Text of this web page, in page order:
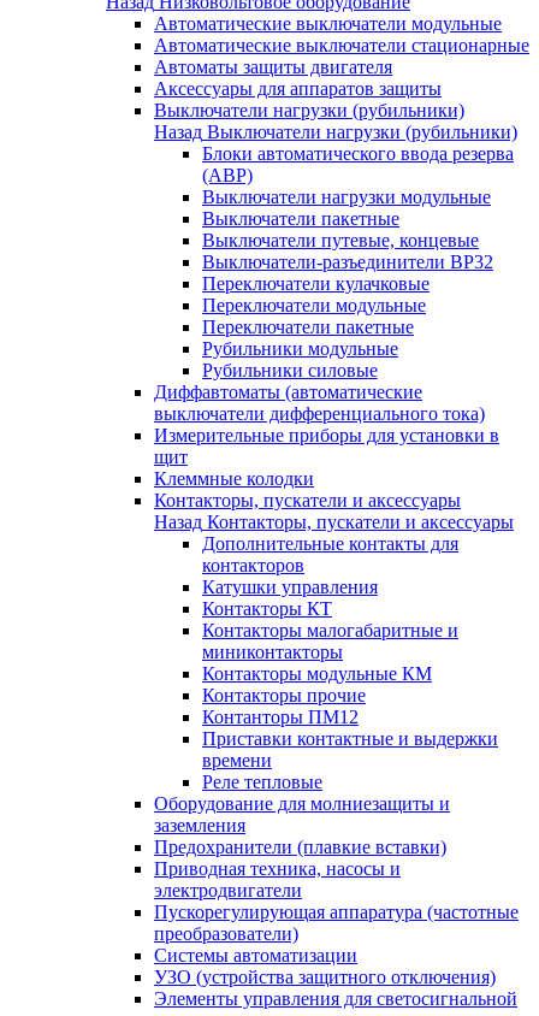
Автоматические выключатели модульные
Автоматические выключатели стационарные
Автоматы защиты двигателя
Аксессуары для аппаратов защиты
Выключатели нагрузки (рубильники)
Назад Выключатели нагрузки (рубильники)
Блоки автоматического ввода резерва
(АВР)
Выключатели нагрузки модульные
Выключатели пакетные
Выключатели путевые, концевые
Выключатели-разъединители ВР32
Переключатели кулачковые
Переключатели модульные
Переключатели пакетные
Рубильники модульные
Рубильники силовые
Диффавтоматы (автоматические
выключатели дифференциального тока)
Измерительные приборы для установки в
щит
Клеммные колодки
Контакторы, пускатели и аксессуары
Назад Контакторы, пускатели и аксессуары
Дополнительные контакты для
контакторов
Катушки управления
Контакторы КТ
Контакторы малогабаритные и
миниконтакторы
Контакторы модульные КМ
Контакторы прочие
Контанторы ПМ12
Приставки контактные и выдержки
времени
Реле тепловые
Оборудование для молниезащиты и
заземления
Предохранители (плавкие вставки)
Приводная техника, насосы и
электродвигатели
Пускорегулирующая аппаратура (частотные
преобразователи)
Системы автоматизации
УЗО (устройства защитного отключения)
Элементы управления для светосигнальной